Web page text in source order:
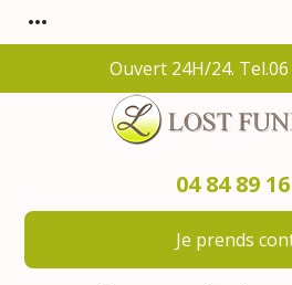
more_horiz
Ouvert 24H/24. Tel.06
04 84 89
Je prends